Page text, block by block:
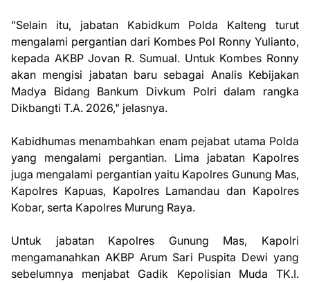
"Selain itu, jabatan Kabidkum Polda Kalteng turut
mengalami pergantian dari Kombes Pol Ronny Yulianto,
kepada AKBP Jovan R. Sumual. Untuk Kombes Ronny
akan mengisi jabatan baru sebagai Analis Kebijakan
Madya Bidang Bankum Divkum Polri dalam rangka
Dikbangti T.A. 2026," jelasnya.
Kabidhumas menambahkan enam pejabat utama Polda
yang mengalami pergantian. Lima jabatan Kapolres
juga mengalami pergantian yaitu Kapolres Gunung Mas,
Kapolres Kapuas, Kapolres Lamandau dan Kapolres
Kobar, serta Kapolres Murung Raya.
Untuk jabatan Kapolres Gunung Mas, Kapolri
mengamanahkan AKBP Arum Sari Puspita Dewi yang
sebelumnya menjabat Gadik Kepolisian Muda TK.I.